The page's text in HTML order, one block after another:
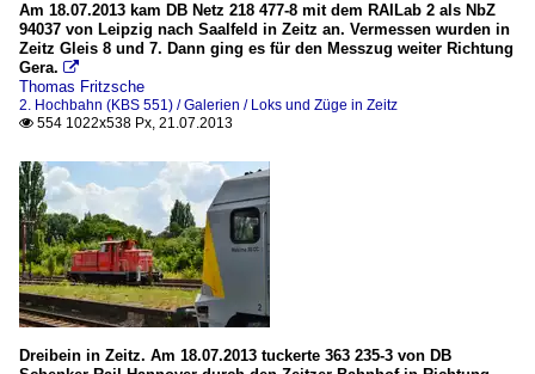
Am 18.07.2013 kam DB Netz 218 477-8 mit dem RAILab 2 als NbZ
94037 von Leipzig nach Saalfeld in Zeitz an. Vermessen wurden in
Zeitz Gleis 8 und 7. Dann ging es für den Messzug weiter Richtung
Gera. 
Thomas Fritzsche
2. Hochbahn (KBS 551) / Galerien / Loks und Züge in Zeitz
 554 1022x538 Px, 21.07.2013
Dreibein in Zeitz. Am 18.07.2013 tuckerte 363 235-3 von DB